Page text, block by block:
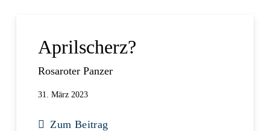
Aprilscherz?
Rosaroter Panzer
31. März 2023
Zum Beitrag